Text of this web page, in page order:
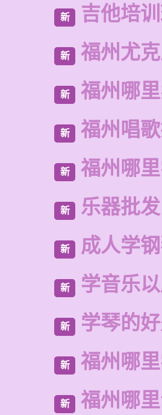
新 吉他培
新 福州尤
新 福州哪
新 福州唱
新 福州哪
新 乐器批
新 成人学
新 学音乐
新 学琴的
新 福州哪
新 福州哪